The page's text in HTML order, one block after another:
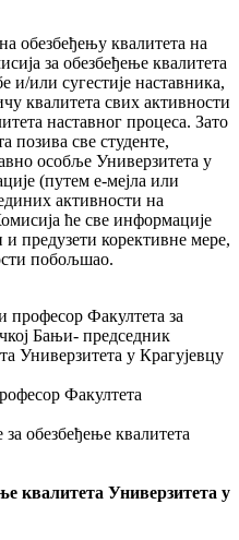
обезбеђењу квалитета на
за обезбеђење квалитета
и/или сугестије наставника,
квалитета свих активности
наставног процеса. Зато
позива све студенте,
особље Универзитета у
(путем е-мејла или
активности на
ће све информације
предузети корективне мере,
побољшао.
професор Факултета за
Бањи- председник
Универзитета у Крагујевцу
Факултета
обезбеђење квалитета
квалитета Универзитета у